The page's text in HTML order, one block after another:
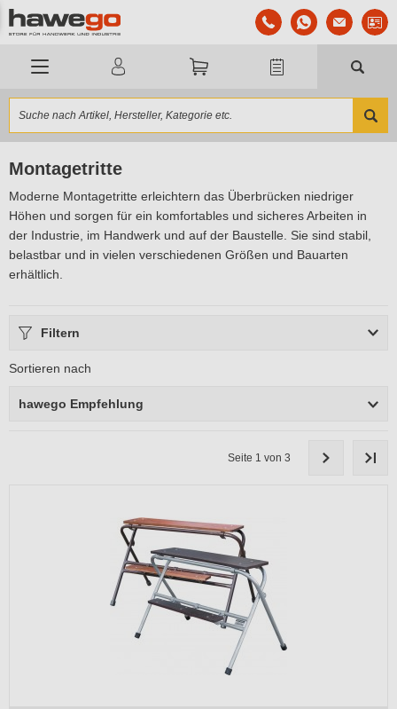
Montagetritte
Moderne Montagetritte erleichtern das Überbrücken niedriger
Höhen und sorgen für ein komfortables und sicheres Arbeiten in
der Industrie, im Handwerk und auf der Baustelle. Sie sind stabil,
belastbar und in vielen verschiedenen Größen und Bauarten
erhältlich.
Filtern
Sortieren nach
hawego Empfehlung
Seite 1 von 3